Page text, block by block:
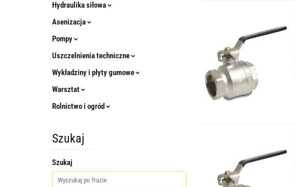
Hydraulika siłowa
Asenizacja
Pompy
Uszczelnienia techniczne
Wykładziny i płyty gumowe
Warsztat
Rolnictwo i ogród
Szukaj
Szukaj